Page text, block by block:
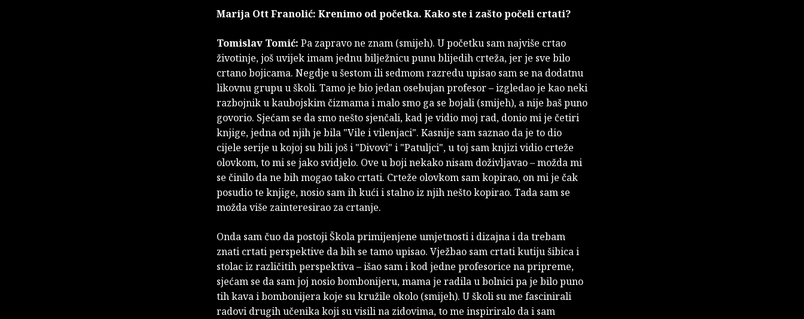
Marija Ott Franolić: Krenimo od početka. Kako ste i zašto počeli crtati?
Tomislav Tomić: Pa zapravo ne znam (smijeh). U početku sam najviše crtao
životinje, još uvijek imam jednu bilježnicu punu blijedih crteža, jer je sve bilo
crtano bojicama. Negdje u šestom ili sedmom razredu upisao sam se na dodatnu
likovnu grupu u školi. Tamo je bio jedan osebujan profesor – izgledao je kao neki
razbojnik u kaubojskim čizmama i malo smo ga se bojali (smijeh), a nije baš puno
govorio. Sjećam se da smo nešto sjenčali, kad je vidio moj rad, donio mi je četiri
knjige, jedna od njih je bila "Vile i vilenjaci". Kasnije sam saznao da je to dio
cijele serije u kojoj su bili još i "Divovi" i "Patuljci", u toj sam knjizi vidio crteže
olovkom, to mi se jako svidjelo. Ove u boji nekako nisam doživljavao – možda mi
se činilo da ne bih mogao tako crtati. Crteže olovkom sam kopirao, on mi je čak
posudio te knjige, nosio sam ih kući i stalno iz njih nešto kopirao. Tada sam se
možda više zainteresirao za crtanje.
Onda sam čuo da postoji Škola primijenjene umjetnosti i dizajna i da trebam
znati crtati perspektive da bih se tamo upisao. Vježbao sam crtati kutiju šibica i
stolac iz različitih perspektiva – išao sam i kod jedne profesorice na pripreme,
sjećam se da sam joj nosio bombonijeru, mama je radila u bolnici pa je bilo puno
tih kava i bombonijera koje su kružile okolo (smijeh). U školi su me fascinirali
radovi drugih učenika koji su visili na zidovima, to me inspiriralo da i sam